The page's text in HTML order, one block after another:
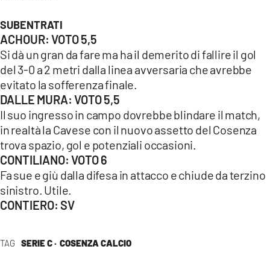
TAG SERIE C · COSENZA CALCIO
SUBENTRATI
ACHOUR: VOTO 5,5
Si dà un gran da fare ma ha il demerito di fallire il gol
del 3-0 a 2 metri dalla linea avversaria che avrebbe
evitato la sofferenza finale.
DALLE MURA: VOTO 5,5
Il suo ingresso in campo dovrebbe blindare il match,
in realtà la Cavese con il nuovo assetto del Cosenza
trova spazio, gol e potenziali occasioni.
CONTILIANO: VOTO 6
Fa sue e giù dalla difesa in attacco e chiude da terzino
sinistro. Utile.
CONTIERO: SV